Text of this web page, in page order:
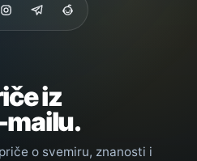
iz
mailu.
o svemiru, znanosti i